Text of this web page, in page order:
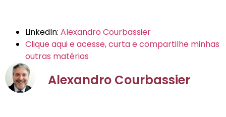
LinkedIn: Alexandro Courbassier
Clique aqui e acesse, curta e compartilhe minhas
outras matérias
Alexandro Courbassier